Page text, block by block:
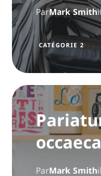
ParMark Smith
CATÉGORIE 2
ParMark Smith